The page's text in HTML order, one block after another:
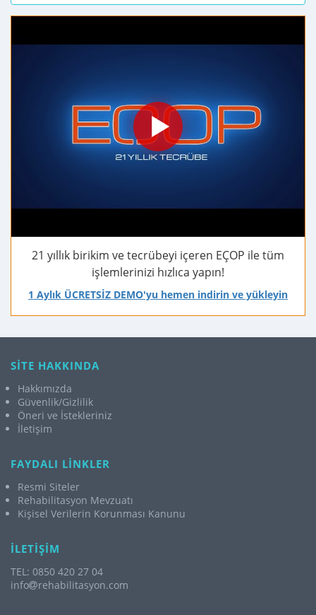
21 yıllık birikim ve tecrübeyi içeren EÇOP ile tüm
işlemlerinizi hızlıca yapın!
1 Aylık ÜCRETSİZ DEMO'yu hemen indirin ve yükleyin
SİTE HAKKINDA
Hakkımızda
Güvenlik/Gizlilik
Öneri ve İstekleriniz
İletişim
FAYDALI LİNKLER
Resmi Siteler
Rehabilitasyon Mevzuatı
Kişisel Verilerin Korunması Kanunu
İLETİŞİM
TEL: 0850 420 27 04
info
rehabilitasyon.com